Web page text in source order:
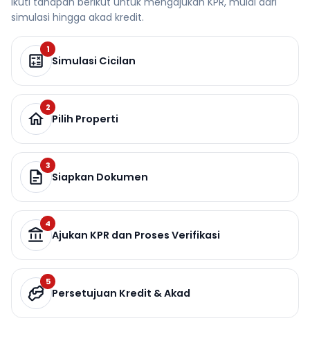
simulasi hingga akad kredit.
1
Simulasi Cicilan
2
Pilih Properti
3
Siapkan Dokumen
4
Ajukan KPR dan Proses Verifikasi
5
Persetujuan Kredit & Akad